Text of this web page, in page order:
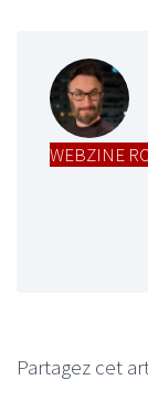
WEBZINE
Partagez cet